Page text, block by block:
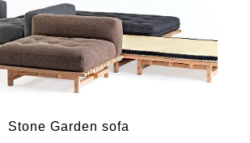
Stone Garden sofa